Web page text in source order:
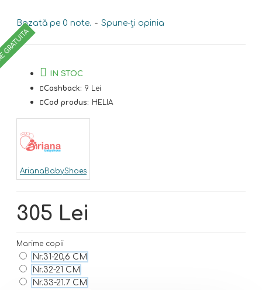
Bazată pe 0 note. - Spune-ţi opinia
305 Lei
IN STOC
Cashback: 9 Lei
Cod produs: HELIA
ArianaBabyShoes
Marime copii
Nr.31-20,6 CM
Nr.32-21 CM
Nr.33-21.7 CM